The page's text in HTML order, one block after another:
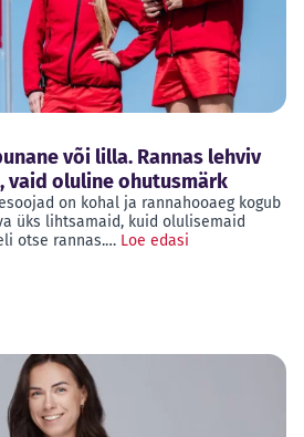
või lilla. Rannas lehviv
vaid oluline ohutusmärk
on kohal ja rannahooaeg kogub
üks lihtsamaid, kuid olulisemaid
otse rannas.… Loe edasi